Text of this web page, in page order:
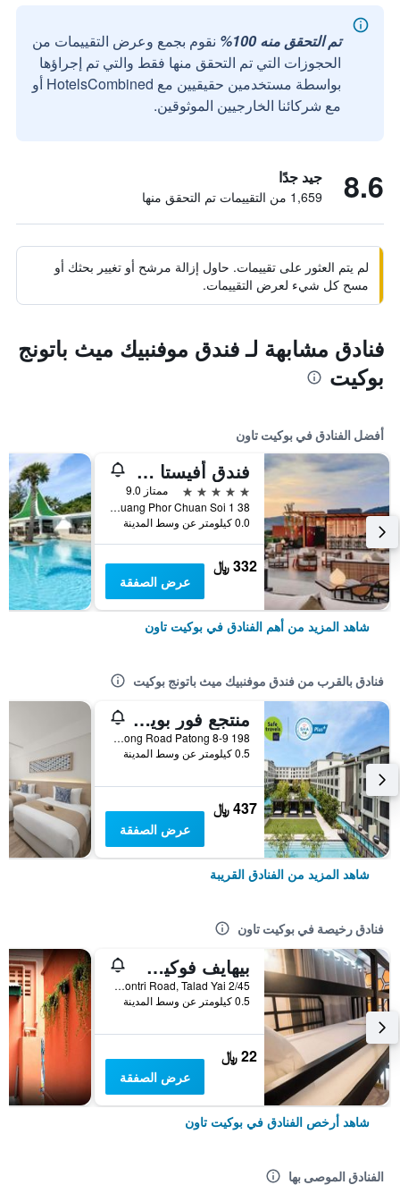
تم التحقق منه 100%
نقوم بجمع وعرض التقييمات من
الحجوزات التي تم التحقق منها فقط والتي تم إجراؤها
بواسطة مستخدمين حقيقيين مع HotelsCombined أو
مع شركائنا الخارجيين الموثوقين.
8.6 جيد جدًا
1,659 من التقييمات تم التحقق منها
لم يتم العثور على تقييمات. حاول إزالة مرشح أو تغيير بحثك أو
مسح كل شيء لعرض التقييمات.
فنادق مشابهة لـ فندق موفنبيك ميث باتونج
بوكيت
أفضل الفنادق في بوكيت تاون
فندق أفيستا جراند، بوكيت كارون - مجموعة إم جاليري
5 نجوم
ممتاز 9.0
38 Soi Luang Phor Chuan Soi 1, بوكيت تاون, تايلاند
0.0 كيلومتر عن وسط المدينة
332 ﷼
عرض الصفقة
شاهد المزيد من أهم الفنادق في بوكيت تاون
فنادق بالقرب من فندق موفنبيك ميث باتونج بوكيت
منتجع فور بوينتس باي شيراتون بوكيت باتونج بيتش
198 8-9 Taweewong Road Patong, بوكيت تاون, تايلاند
0.5 كيلومتر عن وسط المدينة
437 ﷼
عرض الصفقة
شاهد المزيد من الفنادق القريبة
فنادق رخيصة في بوكيت تاون
بيهايف فوكيت أولد تاون هوستيل
2/45 Montri Road, Talad Yai, بوكيت تاون, تايلاند
0.5 كيلومتر عن وسط المدينة
22 ﷼
عرض الصفقة
شاهد أرخص الفنادق في بوكيت تاون
الفنادق الموصى بها